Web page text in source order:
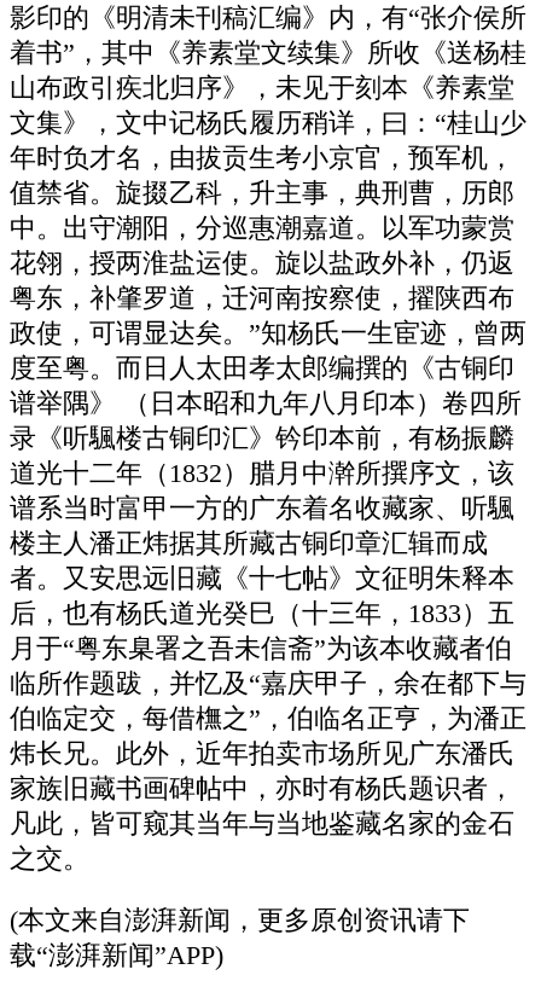
影印的《明清未刊稿汇编》内，有“张介侯所
着书”，其中《养素堂文续集》所收《送杨桂
山布政引疾北归序》，未见于刻本《养素堂
文集》，文中记杨氏履历稍详，曰：“桂山少
年时负才名，由拔贡生考小京官，预军机，
值禁省。旋掇乙科，升主事，典刑曹，历郎
中。出守潮阳，分巡惠潮嘉道。以军功蒙赏
花翎，授两淮盐运使。旋以盐政外补，仍返
粤东，补肇罗道，迁河南按察使，擢陕西布
政使，可谓显达矣。”知杨氏一生宦迹，曾两
度至粤。而日人太田孝太郎编撰的《古铜印
谱举隅》 （日本昭和九年八月印本）卷四所
录《听颿楼古铜印汇》钤印本前，有杨振麟
道光十二年（1832）腊月中澣所撰序文，该
谱系当时富甲一方的广东着名收藏家、听颿
楼主人潘正炜据其所藏古铜印章汇辑而成
者。又安思远旧藏《十七帖》文征明朱释本
后，也有杨氏道光癸巳（十三年，1833）五
月于“粤东臬署之吾未信斋”为该本收藏者伯
临所作题跋，并忆及“嘉庆甲子，余在都下与
伯临定交，每借橅之”，伯临名正亨，为潘正
炜长兄。此外，近年拍卖市场所见广东潘氏
家族旧藏书画碑帖中，亦时有杨氏题识者，
凡此，皆可窥其当年与当地鉴藏名家的金石
之交。
(本文来自澎湃新闻，更多原创资讯请下
载“澎湃新闻”APP)